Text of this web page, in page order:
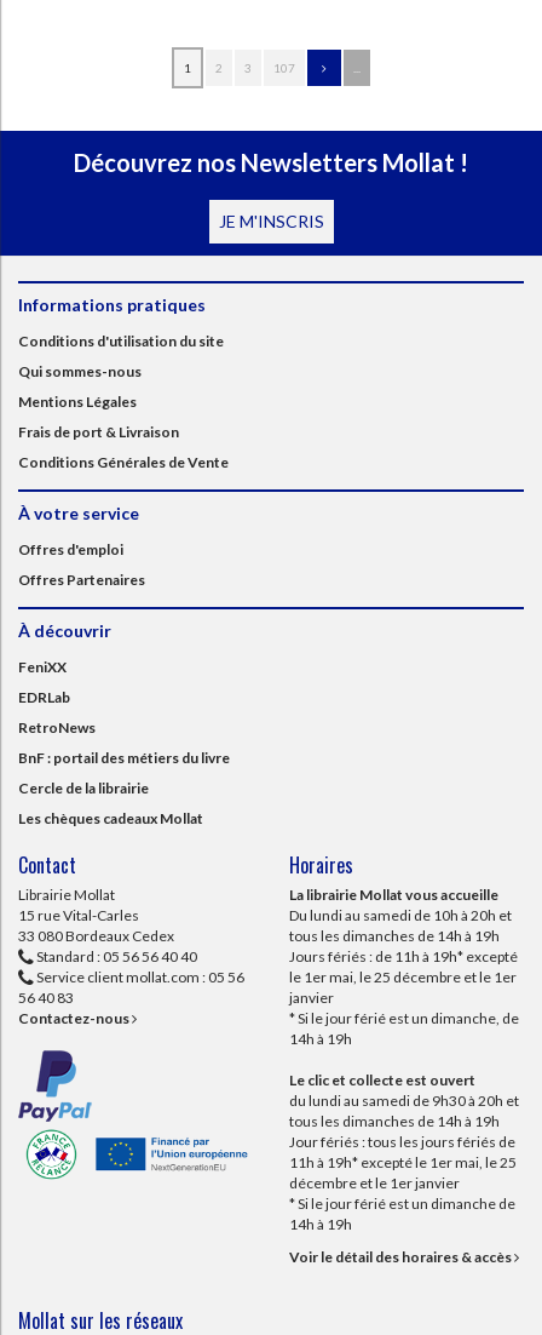
1 2 3 107
Découvrez nos Newsletters Mollat !
JE M'INSCRIS
Informations pratiques
Conditions d'utilisation du site
Qui sommes-nous
Mentions Légales
Frais de port & Livraison
Conditions Générales de Vente
À votre service
Offres d'emploi
Offres Partenaires
À découvrir
FeniXX
EDRLab
RetroNews
BnF : portail des métiers du livre
Cercle de la librairie
Les chèques cadeaux Mollat
Contact
Librairie Mollat
15 rue Vital-Carles
33 080 Bordeaux Cedex
Standard : 05 56 56 40 40
Service client mollat.com : 05 56
56 40 83
Contactez-nous
Horaires
La librairie Mollat vous accueille
Du lundi au samedi de 10h à 20h et
tous les dimanches de 14h à 19h
Jours fériés : de 11h à 19h* excepté
le 1er mai, le 25 décembre et le 1er
janvier
* Si le jour férié est un dimanche, de
14h à 19h
Le clic et collecte est ouvert
du lundi au samedi de 9h30 à 20h et
tous les dimanches de 14h à 19h
Jour fériés : tous les jours fériés de
11h à 19h* excepté le 1er mai, le 25
décembre et le 1er janvier
* Si le jour férié est un dimanche de
14h à 19h
Voir le détail des horaires & accès
Mollat sur les réseaux